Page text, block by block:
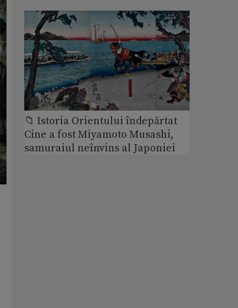
📁 Istoria Orientului îndepărtat
Cine a fost Miyamoto Musashi,
samuraiul neînvins al Japoniei